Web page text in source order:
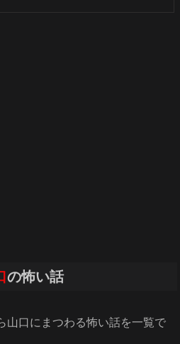
の怖い話
山口にまつわる怖い話を一覧で